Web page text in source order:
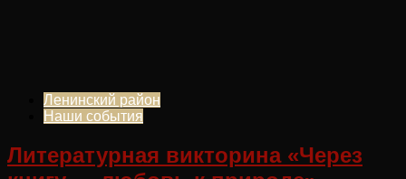
Ленинский район
Наши события
Литературная викторина «Через